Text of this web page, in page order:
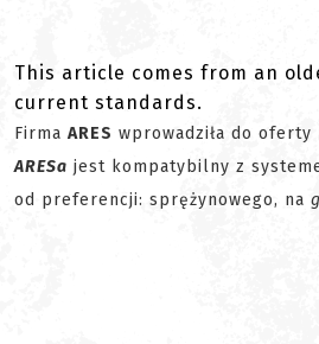
This article comes from an
current standards.
Firma ARES wprowadziła do
ARESa jest kompatybilny z
od preferencji: sprężynowego, na